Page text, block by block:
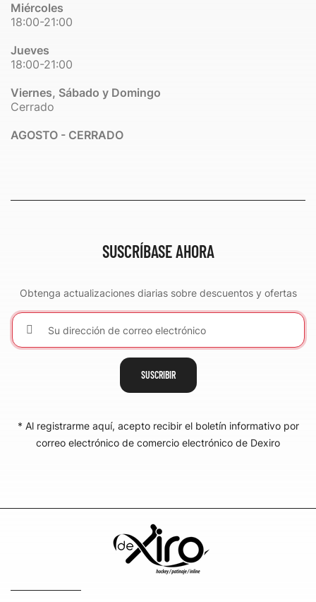
Miércoles
18:00-21:00
Jueves
18:00-21:00
Viernes, Sábado y Domingo
Cerrado
AGOSTO - CERRADO
SUSCRÍBASE AHORA
Obtenga actualizaciones diarias sobre descuentos y ofertas
SUSCRIBIR
* Al registrarme aquí, acepto recibir el boletín informativo por
correo electrónico de comercio electrónico de Dexiro